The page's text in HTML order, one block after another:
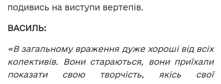
подивись на виступи вертепів.
ВАСИЛЬ:
«В загальному враження дуже хороші від всіх
колективів. Вони стараються, вони приїхали
показати свою творчість, якісь свої